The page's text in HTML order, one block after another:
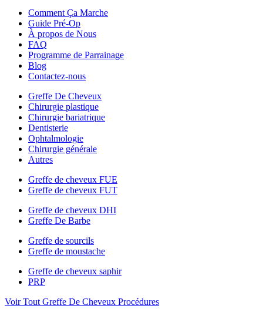
Comment Ça Marche
Guide Pré-Op
À propos de Nous
FAQ
Programme de Parrainage
Blog
Contactez-nous
Greffe De Cheveux
Chirurgie plastique
Chirurgie bariatrique
Dentisterie
Ophtalmologie
Chirurgie générale
Autres
Greffe de cheveux FUE
Greffe de cheveux FUT
Greffe de cheveux DHI
Greffe De Barbe
Greffe de sourcils
Greffe de moustache
Greffe de cheveux saphir
PRP
Voir Tout Greffe De Cheveux Procédures